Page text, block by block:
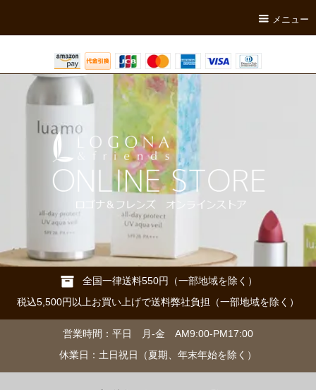
メニュー
全国一律送料550円（一部地域を除く）
税込5,500円以上お買い上げで送料弊社負担（一部地域を除く）
営業時間：平日 月-金 AM9:00-PM17:00
休業日：土日祝日（夏期、年末年始を除く）